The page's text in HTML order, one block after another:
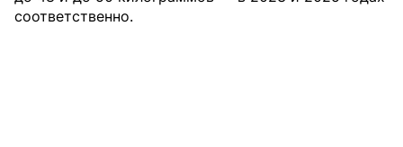
соответственно.